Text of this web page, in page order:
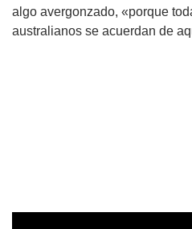
algo avergonzado, «porque
australianos se acuerdan de